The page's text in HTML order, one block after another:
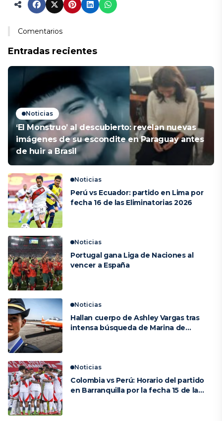
Comentarios
Entradas recientes
Noticias
‘El Monstruo’ al descubierto: revelan nuevas
imágenes de su escondite en Paraguay antes
de huir a Brasil
Noticias
Perú vs Ecuador: partido en Lima por
fecha 16 de las Eliminatorias 2026
Noticias
Portugal gana Liga de Naciones al
vencer a España
Noticias
Hallan cuerpo de Ashley Vargas tras
intensa búsqueda de Marina de
Noticias
Colombia vs Perú: Horario del partido
en Barranquilla por la fecha 15 de las